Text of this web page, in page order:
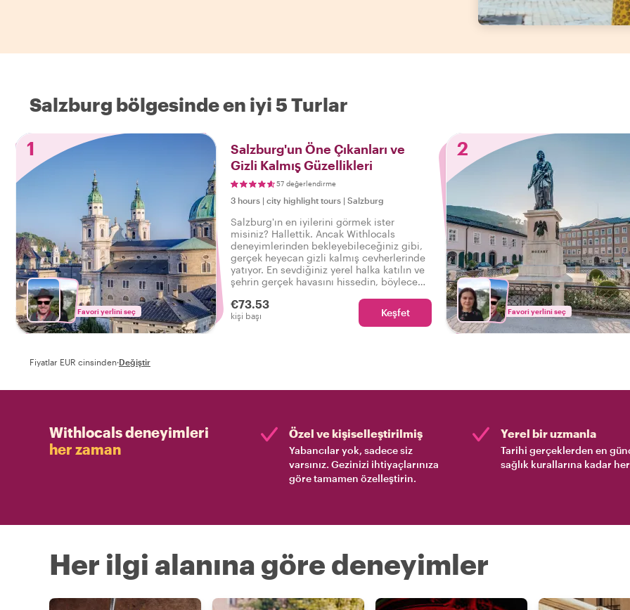
Salzburg bölgesinde en iyi 5 Turlar
1
Favori yerlini seç
Salzburg'un Öne Çıkanları ve
Gizli Kalmış Güzellikleri
57 değerlendirme
3 hours | city highlight tours | Salzburg
Salzburg'ın en iyilerini görmek ister
misiniz? Hallettik. Ancak Withlocals
deneyimlerinden bekleyebileceğiniz gibi,
gerçek heyecan gizli kalmış cevherlerinde
yatıyor. En sevdiğiniz yerel halka katılın ve
şehrin gerçek havasını hissedin, böylece
deneyimledim!
€73.53
kişi başı Keşfet
2
Favori yerlini seç
Fiyatlar EUR cinsinden·Değiştir
Withlocals deneyimleri
her zaman
Özel ve kişiselleştirilmiş
Yabancılar yok, sadece siz
varsınız. Gezinizi ihtiyaçlarınıza
göre tamamen özelleştirin.
Yerel bir uzmanla
Tarihi gerçeklerden en
sağlık kurallarına kadar
Her ilgi alanına göre deneyimler